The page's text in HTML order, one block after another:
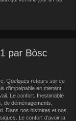
par Bòsc
Quelques retours sur ce
d’impalpable en mettant
Le confort. Inestimable
de déménagements,
Dans nos histoires et nos
Le confort d’avoir la